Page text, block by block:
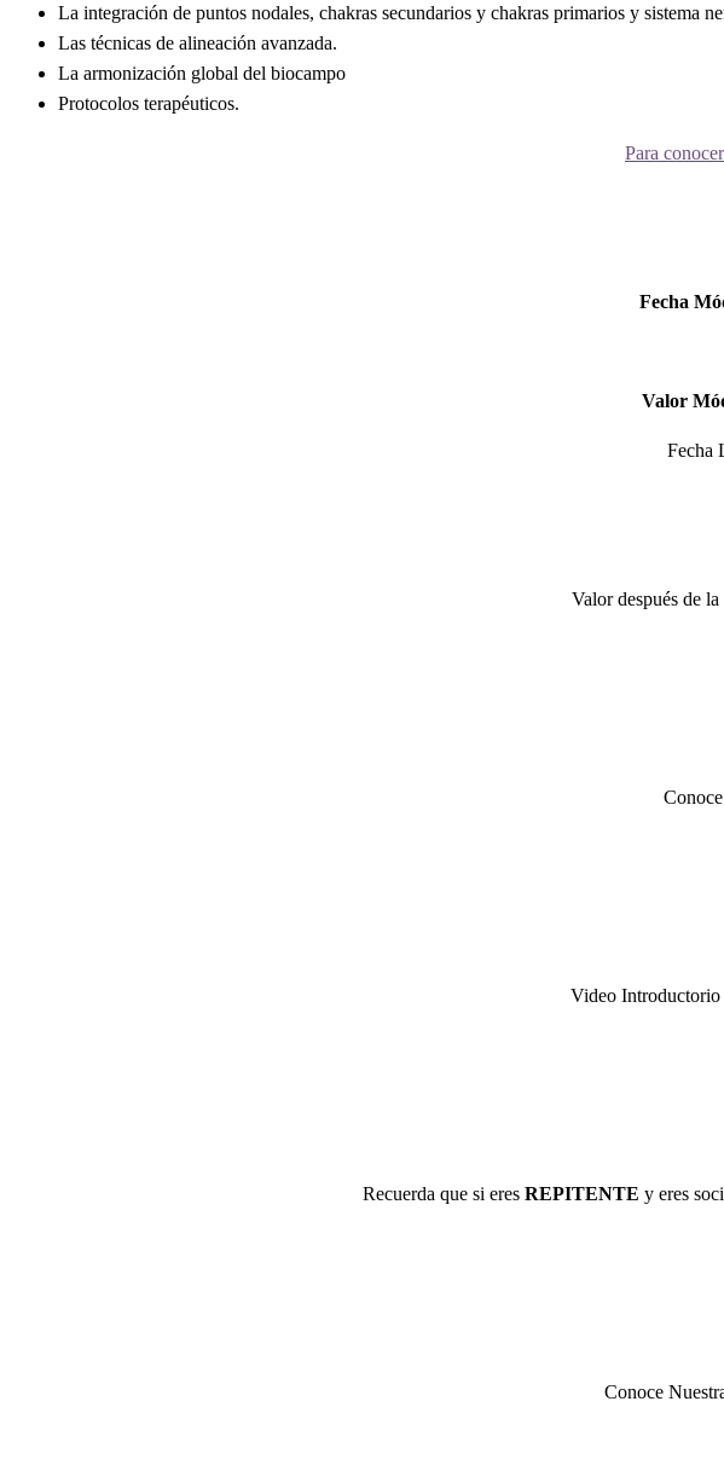
La integración de puntos nodales, chakras secundarios y chakras primarios y sistema
Las técnicas de alineación avanzada.
La armonización global del biocampo
Protocolos terapéuticos.
Para
Fecha
Valor
Fecha
Valor después de
Video Introductorio
Recuerda que si eres REPITENTE y eres
Conoce